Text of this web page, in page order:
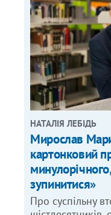
НАТАЛІЯ ЛЕБІДЬ
Мирослав
картонковий
зупинитися»
Про суспільну